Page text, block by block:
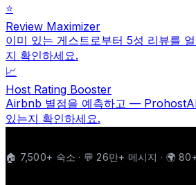
⭐️
Review Maximizer
이미 있는 게스트로부터 5성 리뷰를
지 확인하세요.
📈
Host Rating Booster
Airbnb 별점을 예측하고 —
있는지 확인하세요.
🏠 7,500+ 숙소 · 💬 26만+ 메시지 · 🌍